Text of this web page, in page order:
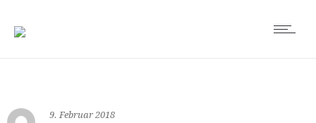
9. Februar 2018